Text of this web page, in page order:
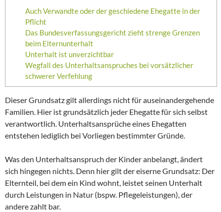
Auch Verwandte oder der geschiedene Ehegatte in der
Pflicht
Das Bundesverfassungsgericht zieht strenge Grenzen
beim Elternunterhalt
Unterhalt ist unverzichtbar
Wegfall des Unterhaltsanspruches bei vorsätzlicher
schwerer Verfehlung
Dieser Grundsatz gilt allerdings nicht für auseinandergehende
Familien. Hier ist grundsätzlich jeder Ehegatte für sich selbst
verantwortlich. Unterhaltsansprüche eines Ehegatten
entstehen lediglich bei Vorliegen bestimmter Gründe.
Was den Unterhaltsanspruch der Kinder anbelangt, ändert
sich hingegen nichts. Denn hier gilt der eiserne Grundsatz: Der
Elternteil, bei dem ein Kind wohnt, leistet seinen Unterhalt
durch Leistungen in Natur (bspw. Pflegeleistungen), der
andere zahlt bar.